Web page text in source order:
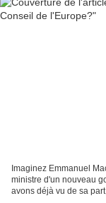
Imaginez Emmanuel
ministre d'un nouveau
avons déjà vu de sa